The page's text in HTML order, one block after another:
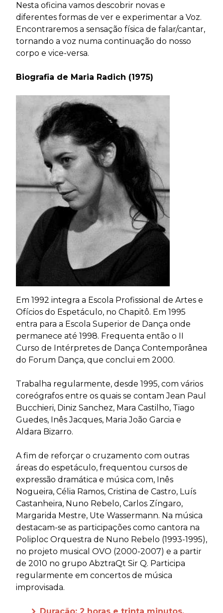
Nesta oficina vamos descobrir novas e
diferentes formas de ver e experimentar a Voz.
Encontraremos a sensação física de falar/cantar,
tornando a voz numa continuação do nosso
corpo e vice-versa.
Biografia de Maria Radich (1975)
Em 1992 integra a Escola Profissional de Artes e
Ofícios do Espetáculo, no Chapitô. Em 1995
entra para a Escola Superior de Dança onde
permanece até 1998. Frequenta então o II
Curso de Intérpretes de Dança Contemporânea
do Forum Dança, que conclui em 2000.
Trabalha regularmente, desde 1995, com vários
coreógrafos entre os quais se contam Jean Paul
Bucchieri, Diniz Sanchez, Mara Castilho, Tiago
Guedes, Inês Jacques, Maria João Garcia e
Aldara Bizarro.
A fim de reforçar o cruzamento com outras
áreas do espetáculo, frequentou cursos de
expressão dramática e música com, Inês
Nogueira, Célia Ramos, Cristina de Castro, Luís
Castanheira, Nuno Rebelo, Carlos Zíngaro,
Margarida Mestre, Ute Wassermann. Na música
destacam-se as participações como cantora na
Poliploc Orquestra de Nuno Rebelo (1993-1995),
no projeto musical OVO (2000-2007) e a partir
de 2010 no grupo AbztraQt Sir Q. Participa
regularmente em concertos de música
improvisada.